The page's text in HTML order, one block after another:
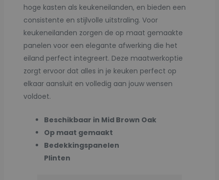
hoge kasten als keukeneilanden, en bieden een
consistente en stijlvolle uitstraling. Voor
keukeneilanden zorgen de op maat gemaakte
panelen voor een elegante afwerking die het
eiland perfect integreert. Deze maatwerkoptie
zorgt ervoor dat alles in je keuken perfect op
elkaar aansluit en volledig aan jouw wensen
voldoet.
Beschikbaar in Mid Brown Oak
Op maat gemaakt
Bedekkingspanelen
Plinten